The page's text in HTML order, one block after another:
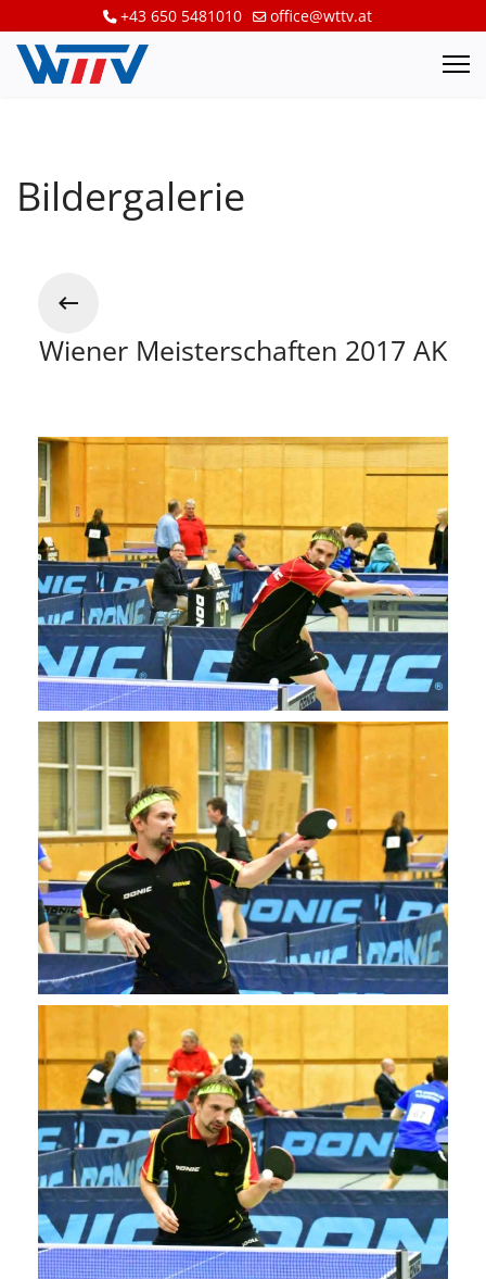
+43 650 5481010 office@wttv.at
Bildergalerie
Wiener Meisterschaften 2017 AK